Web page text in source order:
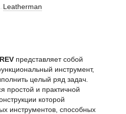
Leatherman
представляет собой
инструмент,
целый ряд задач.
простой и практичной
которой
инструментов, способных